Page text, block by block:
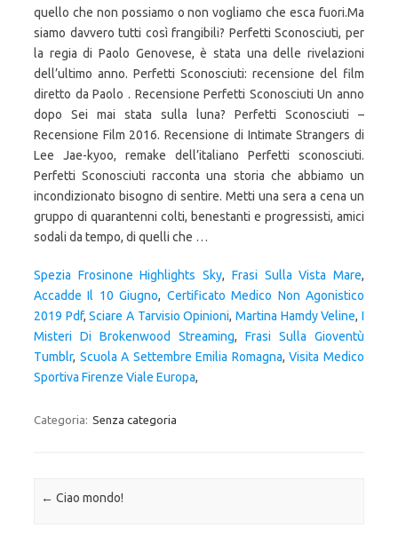
quello che non possiamo o non vogliamo che esca fuori.Ma
siamo davvero tutti così frangibili? Perfetti Sconosciuti, per
la regia di Paolo Genovese, è stata una delle rivelazioni
dell’ultimo anno. Perfetti Sconosciuti: recensione del film
diretto da Paolo . Recensione Perfetti Sconosciuti Un anno
dopo Sei mai stata sulla luna? Perfetti Sconosciuti –
Recensione Film 2016. Recensione di Intimate Strangers di
Lee Jae-kyoo, remake dell’italiano Perfetti sconosciuti.
Perfetti Sconosciuti racconta una storia che abbiamo un
incondizionato bisogno di sentire. Metti una sera a cena un
gruppo di quarantenni colti, benestanti e progressisti, amici
sodali da tempo, di quelli che …
Spezia Frosinone Highlights Sky, Frasi Sulla Vista Mare,
Accadde Il 10 Giugno, Certificato Medico Non Agonistico
2019 Pdf,Sciare A Tarvisio Opinioni,Martina Hamdy Veline,I
Misteri Di Brokenwood Streaming, Frasi Sulla Gioventù
Tumblr, Scuola A Settembre Emilia Romagna,Visita Medico
Sportiva Firenze Viale Europa,
Categoria: Senza categoria
Navigazione articolo
← Ciao mondo!